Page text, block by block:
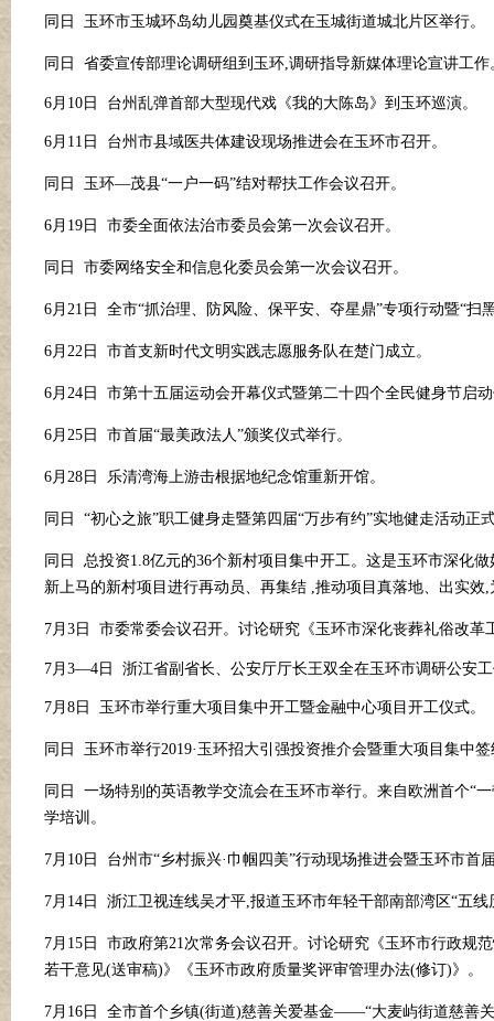
同日 玉环市玉城环岛幼儿园奠基仪式在玉城街道城北片区举行。
同日 省委宣传部理论调研组到玉环,调研指导新媒体理论宣讲工作
6月10日 台州乱弹首部大型现代戏《我的大陈岛》到玉环巡演。
6月11日 台州市县域医共体建设现场推进会在玉环市召开。
同日 玉环—茂县“一户一码”结对帮扶工作会议召开。
6月19日 市委全面依法治市委员会第一次会议召开。
同日 市委网络安全和信息化委员会第一次会议召开。
6月21日 全市“抓治理、防风险、保平安、夺星鼎”专项行动暨“扫
6月22日 市首支新时代文明实践志愿服务队在楚门成立。
6月24日 市第十五届运动会开幕仪式暨第二十四个全民健身节启
6月25日 市首届“最美政法人”颁奖仪式举行。
6月28日 乐清湾海上游击根据地纪念馆重新开馆。
同日 “初心之旅”职工健身走暨第四届“万步有约”实地健走活动
同日 总投资1.8亿元的36个新村项目集中开工。这是玉环市深化
新上马的新村项目进行再动员、再集结 ,推动项目真落地、出实
7月3日 市委常委会议召开。讨论研究《玉环市深化丧葬礼俗改
7月3—4日 浙江省副省长、公安厅厅长王双全在玉环市调研公安
7月8日 玉环市举行重大项目集中开工暨金融中心项目开工仪式。
同日 玉环市举行2019· 玉环招大引强投资推介会暨重大项目集中
同日 一场特别的英语教学交流会在玉环市举行。来自欧洲首个“
学培训。
7月10日 台州市“乡村振兴· 巾帼四美”行动现场推进会暨玉环市首
7月14日 浙江卫视连线吴才平,报道玉环市年轻干部南部湾区“五线
7月15日 市政府第21次常务会议召开。讨论研究《玉环市行政规
若干意见(送审稿)》《玉环市政府质量奖评审管理办法(修订)》。
7月16日 全市首个乡镇(街道)慈善关爱基金——“大麦屿街道慈善